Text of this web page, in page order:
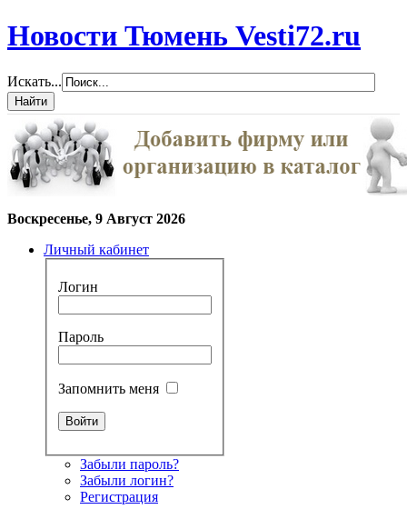
Новости Тюмень Vesti72.ru
Искать...
Воскресенье, 9 Август 2026
Личный кабинет
Логин
Пароль
Запомнить меня
Забыли пароль?
Забыли логин?
Регистрация